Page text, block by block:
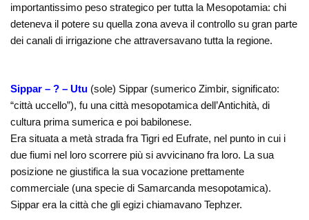
importantissimo peso strategico per tutta la Mesopotamia: chi
deteneva il potere su quella zona aveva il controllo su gran parte
dei canali di irrigazione che attraversavano tutta la regione.
Sippar – ? – Utu (sole) Sippar (sumerico Zimbir, significato:
“città uccello”), fu una città mesopotamica dell’Antichità, di
cultura prima sumerica e poi babilonese.
Era situata a metà strada fra Tigri ed Eufrate, nel punto in cui i
due fiumi nel loro scorrere più si avvicinano fra loro. La sua
posizione ne giustifica la sua vocazione prettamente
commerciale (una specie di Samarcanda mesopotamica).
Sippar era la città che gli egizi chiamavano Tephzer.